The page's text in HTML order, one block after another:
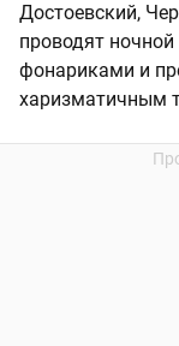
Достоевский,
проводят
фонариками и
харизматичным